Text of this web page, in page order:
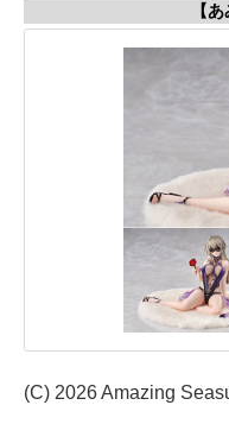
【
(C) 2026 Amazing